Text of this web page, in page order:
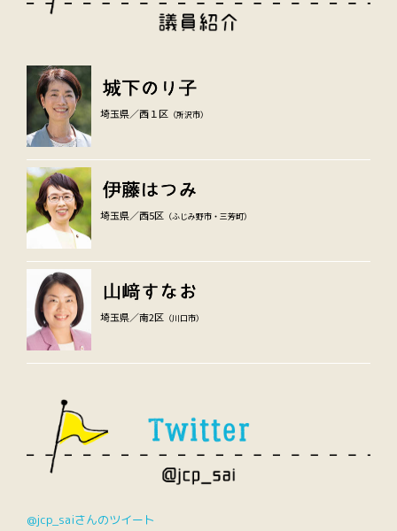
埼玉県／西１区 （所沢市）
埼玉県／西5区 （ふじみ野市・三芳町）
埼玉県／南2区 （川口市）
@jcp_saiさんのツイート